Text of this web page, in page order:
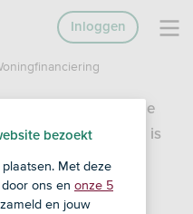
Inloggen
hypotheek kun je
op deze pagina is
als je deze
bezoekt
Met deze
ons en onze 5
en jouw